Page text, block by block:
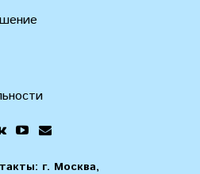
г. Москва,